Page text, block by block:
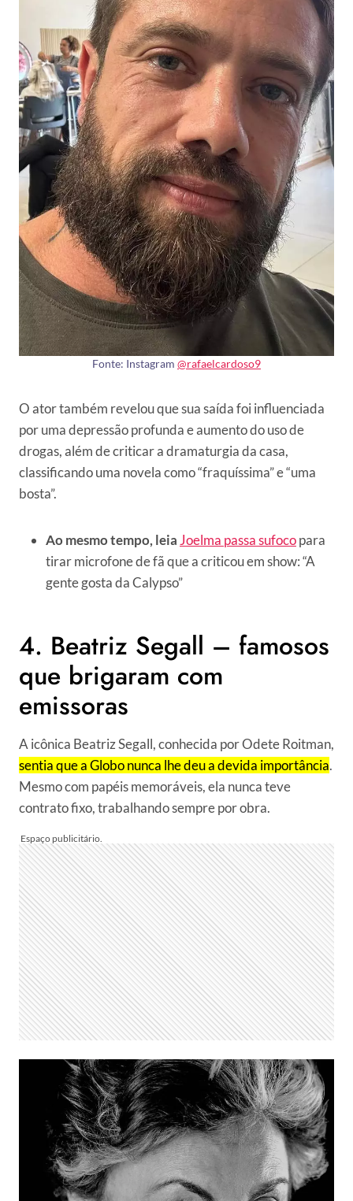
Fonte: Instagram @rafaelcardoso9
O ator também revelou que sua saída foi influenciada
por uma depressão profunda e aumento do uso de
drogas, além de criticar a dramaturgia da casa,
classificando uma novela como “fraquíssima” e “uma
bosta”.
Ao mesmo tempo, leiaJoelma passa sufocopara
tirar microfone de fã que a criticou em show: “A
gente gosta da Calypso”
4. Beatriz Segall – famosos
que brigaram com
emissoras
A icônica Beatriz Segall, conhecida por Odete Roitman,
sentia que a Globo nunca lhe deu a devida importância.
Mesmo com papéis memoráveis, ela nunca teve
contrato fixo, trabalhando sempre por obra.